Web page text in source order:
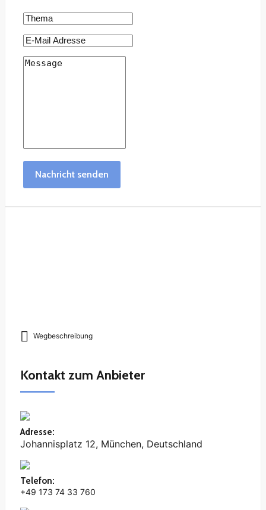
Nachricht senden
Wegbeschreibung
Kontakt zum Anbieter
Adresse:
Johannisplatz 12, München, Deutschland
Telefon:
+49 173 74 33 760